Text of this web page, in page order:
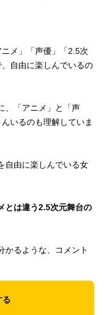
メ」「声優」「2.5次
自由に楽しんでいるの
、「アニメ」と「声
いるのも理解していま
自由に楽しんでいる女
は違う2.5次元舞台の
かるような、コメント
る